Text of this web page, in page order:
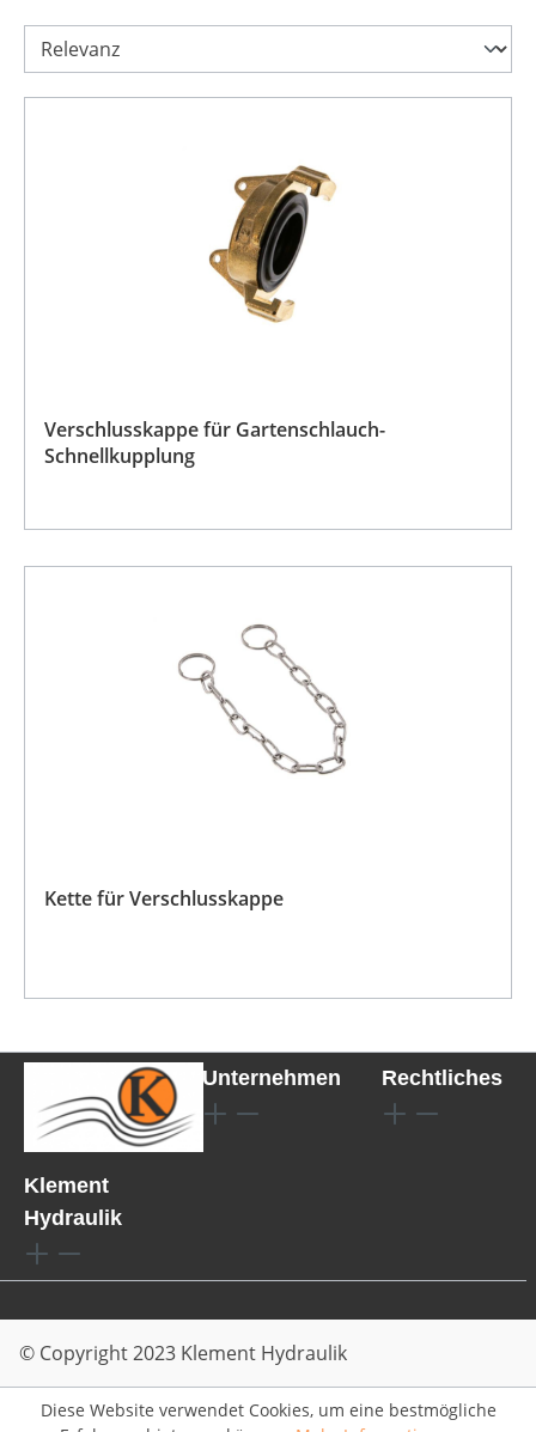
Verschlusskappe für Gartenschlauch-
Schnellkupplung
Kette für Verschlusskappe
Klement
Hydraulik
Unternehmen Rechtliches
© Copyright 2023 Klement Hydraulik
Diese Website verwendet Cookies, um eine bestmögliche